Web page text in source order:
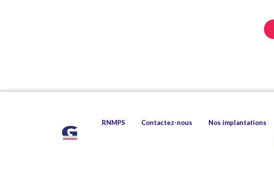
RNMPS Contactez-nous Nos implantations